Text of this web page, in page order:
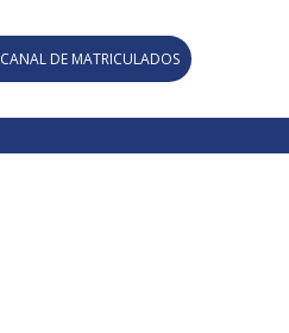
CANAL DE MATRICULADOS